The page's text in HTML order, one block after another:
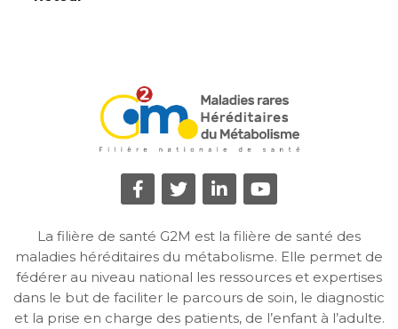
La filière de santé G2M est la filière de santé des
maladies héréditaires du métabolisme. Elle permet de
fédérer au niveau national les ressources et expertises
dans le but de faciliter le parcours de soin, le diagnostic
et la prise en charge des patients, de l’enfant à l’adulte.